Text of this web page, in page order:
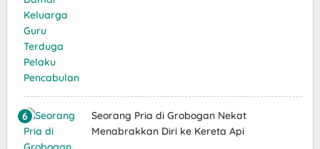
Seorang Pria di Grobogan Nekat
Menabrakkan Diri ke Kereta Api